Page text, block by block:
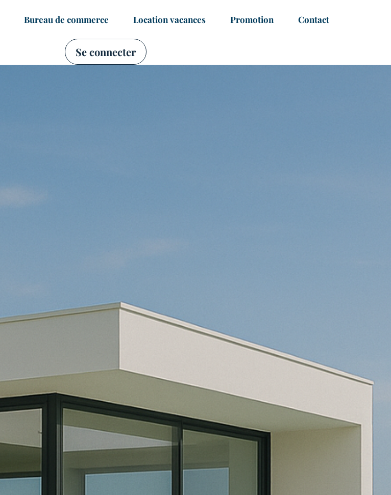
Bureau de commerce Location vacances Promotion Contact
Se connecter